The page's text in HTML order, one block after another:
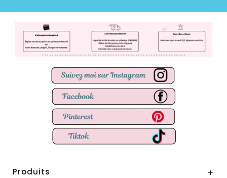
Produits 